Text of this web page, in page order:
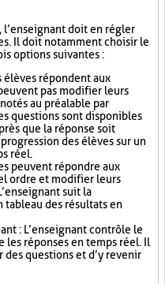
doit en régler
Il doit notamment choisir le
options suivantes :
élèves répondent aux
pas modifier leurs
au préalable par
questions sont disponibles
que la réponse soit
des élèves sur un
réel.
peuvent répondre aux
ordre et modifier leurs
suit la
tableau des résultats en
: L’enseignant contrôle le
les réponses en temps réel. Il
des questions et d’y revenir